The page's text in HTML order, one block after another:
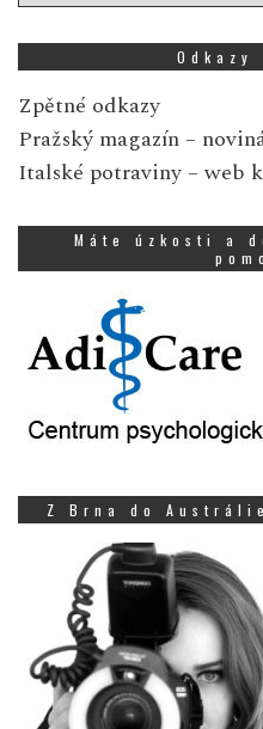
Odkazy
Zpětné odkazy
Pražský magazín –
Italské potraviny – web
Máte úzkosti a
Z Brna do